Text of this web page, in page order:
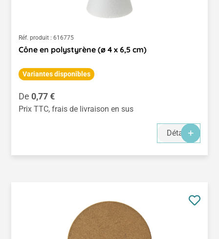
Réf. produit : 616775
Cône en polystyrène (ø 4 x 6,5 cm)
Variantes disponibles
Prix régulier :
De 0,77 €
Prix TTC, frais de livraison en sus
Détails